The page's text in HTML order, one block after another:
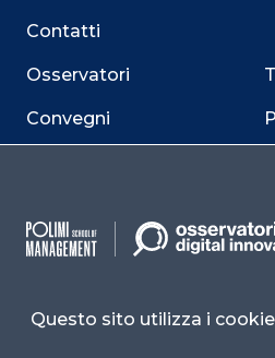
Contatti
Osservatori
Convegni
Questo sito utilizza i cookie